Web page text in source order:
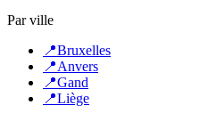
Par ville
📍Bruxelles
📍Anvers
📍Gand
📍Liège